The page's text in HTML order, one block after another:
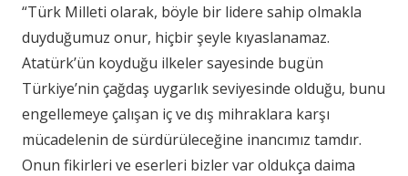
“Türk Milleti olarak, böyle bir lidere sahip olmakla
duyduğumuz onur, hiçbir şeyle kıyaslanamaz.
Atatürk’ün koyduğu ilkeler sayesinde bugün
Türkiye’nin çağdaş uygarlık seviyesinde olduğu, bunu
engellemeye çalışan iç ve dış mihraklara karşı
mücadelenin de sürdürüleceğine inancımız tamdır.
Onun fikirleri ve eserleri bizler var oldukça daima